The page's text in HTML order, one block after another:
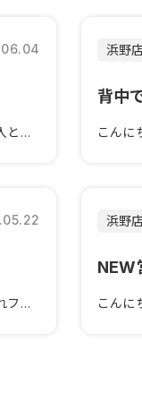
こんにちは浜野店 貸熊です❣もう６月突入ということで今年も残すとこ...
浜野
背中
こんにちは浜野店 貸熊です❣今日は、隠れファンも多い営業 岡崎の昼...
浜野
NEW